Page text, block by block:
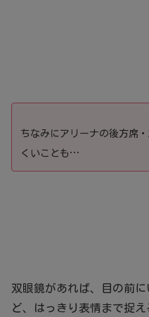
ちなみにアリーナの後方席
くいことも…
双眼鏡があれば、目の前
ど、はっきり表情まで捉え